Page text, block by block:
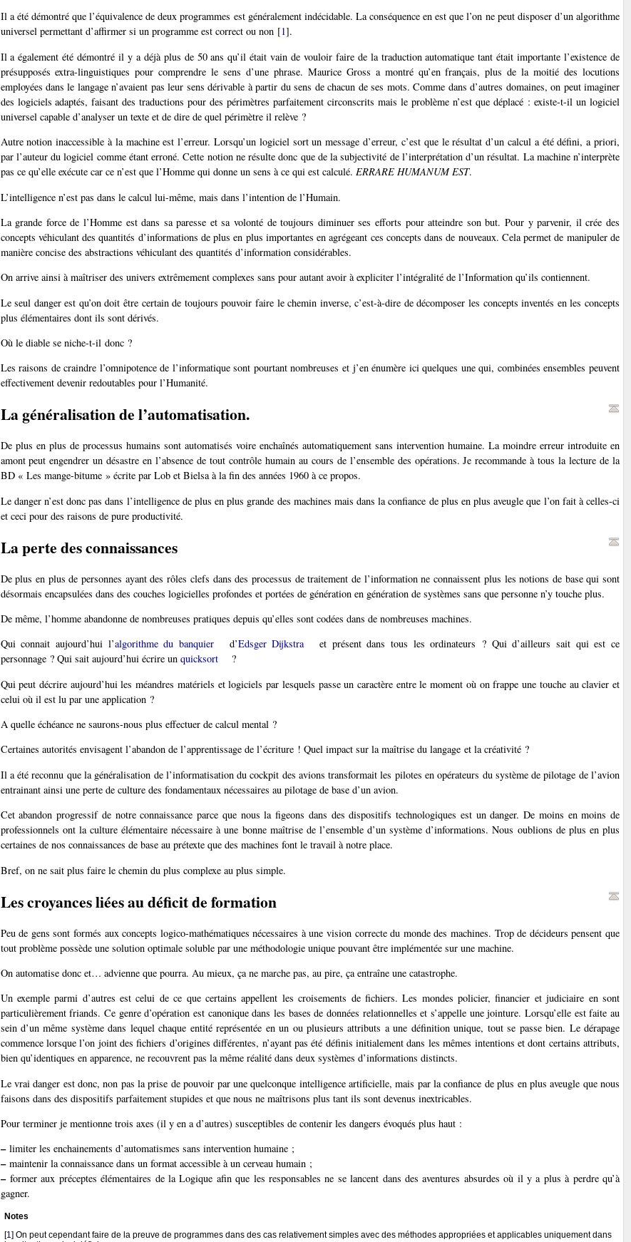
Il a été démontré que l’équivalence de deux programmes est généralement indécidable. La conséquence en est que l’on ne peut disposer d’un algorithme
universel permettant d’affirmer si un programme est correct ou non[1].
Il a également été démontré il y a déjà plus de 50 ans qu’il était vain de vouloir faire de la traduction automatique tant était importante l’existence de
présupposés extra-linguistiques pour comprendre le sens d’une phrase. Maurice Gross a montré qu’en français, plus de la moitié des locutions
employées dans le langage n’avaient pas leur sens dérivable à partir du sens de chacun de ses mots. Comme dans d’autres domaines, on peut imaginer
des logiciels adaptés, faisant des traductions pour des périmètres parfaitement circonscrits mais le problème n’est que déplacé : existe-t-il un logiciel
universel capable d’analyser un texte et de dire de quel périmètre il relève ?
Autre notion inaccessible à la machine est l’erreur. Lorsqu’un logiciel sort un message d’erreur, c’est que le résultat d’un calcul a été défini, a priori,
par l’auteur du logiciel comme étant erroné. Cette notion ne résulte donc que de la subjectivité de l’interprétation d’un résultat. La machine n’interprète
pas ce qu’elle exécute car ce n’est que l’Homme qui donne un sens à ce qui est calculé. ERRARE HUMANUM EST.
L’intelligence n’est pas dans le calcul lui-même, mais dans l’intention de l’Humain.
La grande force de l’Homme est dans sa paresse et sa volonté de toujours diminuer ses efforts pour atteindre son but. Pour y parvenir, il crée des
concepts véhiculant des quantités d’informations de plus en plus importantes en agrégeant ces concepts dans de nouveaux. Cela permet de manipuler de
manière concise des abstractions véhiculant des quantités d’information considérables.
On arrive ainsi à maîtriser des univers extrêmement complexes sans pour autant avoir à expliciter l’intégralité de l’Information qu’ils contiennent.
Le seul danger est qu’on doit être certain de toujours pouvoir faire le chemin inverse, c’est-à-dire de décomposer les concepts inventés en les concepts
plus élémentaires dont ils sont dérivés.
Où le diable se niche-t-il donc ?
Les raisons de craindre l’omnipotence de l’informatique sont pourtant nombreuses et j’en énumère ici quelques une qui, combinées ensembles peuvent
effectivement devenir redoutables pour l’Humanité.
La généralisation de l’automatisation.
De plus en plus de processus humains sont automatisés voire enchaînés automatiquement sans intervention humaine. La moindre erreur introduite en
amont peut engendrer un désastre en l’absence de tout contrôle humain au cours de l’ensemble des opérations. Je recommande à tous la lecture de la
BD « Les mange-bitume » écrite par Lob et Bielsa à la fin des années 1960 à ce propos.
Le danger n’est donc pas dans l’intelligence de plus en plus grande des machines mais dans la confiance de plus en plus aveugle que l’on fait à celles-ci
et ceci pour des raisons de pure productivité.
La perte des connaissances
De plus en plus de personnes ayant des rôles clefs dans des processus de traitement de l’information ne connaissent plus les notions de base qui sont
désormais encapsulées dans des couches logicielles profondes et portées de génération en génération de systèmes sans que personne n’y touche plus.
De même, l’homme abandonne de nombreuses pratiques depuis qu’elles sont codées dans de nombreuses machines.
Qui connait aujourd’hui l’algorithme du banquier d’Edsger Dijkstra
et présent dans tous les ordinateurs ? Qui d’ailleurs sait qui est ce
personnage ? Qui sait aujourd’hui écrire un quicksort
?
Qui peut décrire aujourd’hui les méandres matériels et logiciels par lesquels passe un caractère entre le moment où on frappe une touche au clavier et
celui où il est lu par une application ?
A quelle échéance ne saurons-nous plus effectuer de calcul mental ?
Certaines autorités envisagent l’abandon de l’apprentissage de l’écriture ! Quel impact sur la maîtrise du langage et la créativité ?
Il a été reconnu que la généralisation de l’informatisation du cockpit des avions transformait les pilotes en opérateurs du système de pilotage de l’avion
entrainant ainsi une perte de culture des fondamentaux nécessaires au pilotage de base d’un avion.
Cet abandon progressif de notre connaissance parce que nous la figeons dans des dispositifs technologiques est un danger. De moins en moins de
professionnels ont la culture élémentaire nécessaire à une bonne maîtrise de l’ensemble d’un système d’informations. Nous oublions de plus en plus
certaines de nos connaissances de base au prétexte que des machines font le travail à notre place.
Bref, on ne sait plus faire le chemin du plus complexe au plus simple.
Les croyances liées au déficit de formation
Peu de gens sont formés aux concepts logico-mathématiques nécessaires à une vision correcte du monde des machines. Trop de décideurs pensent que
tout problème possède une solution optimale soluble par une méthodologie unique pouvant être implémentée sur une machine.
On automatise donc et… advienne que pourra. Au mieux, ça ne marche pas, au pire, ça entraîne une catastrophe.
Un exemple parmi d’autres est celui de ce que certains appellent les croisements de fichiers. Les mondes policier, financier et judiciaire en sont
particulièrement friands. Ce genre d’opération est canonique dans les bases de données relationnelles et s’appelle une jointure. Lorsqu’elle est faite au
sein d’un même système dans lequel chaque entité représentée en un ou plusieurs attributs a une définition unique, tout se passe bien. Le dérapage
commence lorsque l’on joint des fichiers d’origines différentes, n’ayant pas été définis initialement dans les mêmes intentions et dont certains attributs,
bien qu’identiques en apparence, ne recouvrent pas la même réalité dans deux systèmes d’informations distincts.
Le vrai danger est donc, non pas la prise de pouvoir par une quelconque intelligence artificielle, mais par la confiance de plus en plus aveugle que nous
faisons dans des dispositifs parfaitement stupides et que nous ne maîtrisons plus tant ils sont devenus inextricables.
Pour terminer je mentionne trois axes (il y en a d’autres) susceptibles de contenir les dangers évoqués plus haut :
–limiter les enchainements d’automatismes sans intervention humaine ;
–maintenir la connaissance dans un format accessible à un cerveau humain ;
–former aux préceptes élémentaires de la Logique afin que les responsables ne se lancent dans des aventures absurdes où il y a plus à perdre qu’à
gagner.
Notes
[1] On peut cependant faire de la preuve de programmes dans des cas relativement simples avec des méthodes appropriées et applicables uniquement dans